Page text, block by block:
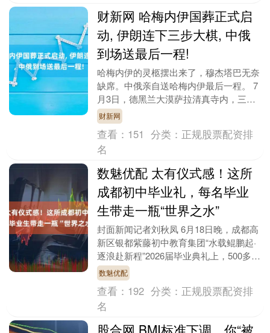
财新网 哈梅内伊国葬正式启
动, 伊朗连下三步大棋, 中俄
到场送最后一程!
哈梅内伊的灵柩摆出来了，穆杰塔巴无奈
缺席。中俄亲自送哈梅内伊最后一程。 7
月3日，德黑兰大漠萨拉清真寺内，三十
多个国家的官方代表团悉数到场 。 哈梅
内伊2月28....
财新网
查看： 151 分类： 正规股票配资排
名
数魅优配 太有仪式感！这所
成都初中毕业礼，每名毕业
生带走一瓶“世界之水”
封面新闻记者刘秋凤 6月18日晚，成都高
新区银都紫藤初中教育集团“水载鲲鹏起·
逐浪赴新程”2026届毕业典礼上，500多名
初三毕业生每人都收到了一份特殊礼物
——....
数魅优配
查看： 192 分类： 正规股票配资排
名
股合网 BMI标准下调，你“被